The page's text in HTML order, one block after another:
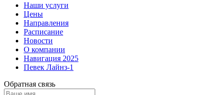
Наши услуги
Цены
Направления
Расписание
Новости
О компании
Навигация 2025
Певек Лайнз-1
Обратная связь